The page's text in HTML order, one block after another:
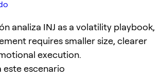
analiza INJ as a volatility playbook,
requires smaller size, clearer
execution.
este escenario